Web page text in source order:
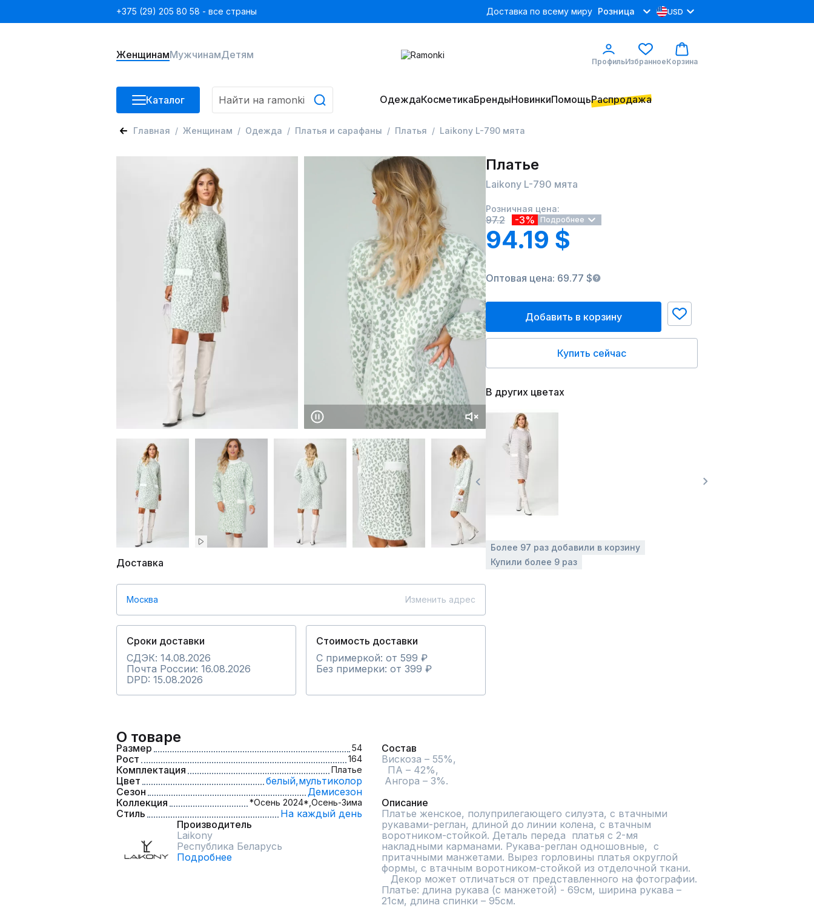
+375 (29) 205 80 58 - все страны Доставка по всему миру Розница USD
ЖенщинамМужчинамДетям
ПрофильИзбранноеКорзина
Каталог ОдеждаКосметикаБрендыНовинкиПомощьРаспродажа
Главная Женщинам Одежда Платья и сарафаны Платья Laikony L-790 мята
Доставка
Москва Изменить адрес
Сроки доставки
СДЭК: 14.08.2026
Почта России: 16.08.2026
DPD: 15.08.2026
Стоимость доставки
С примеркой: от 599 ₽
Без примерки: от 399 ₽
Платье
Laikony L-790 мята
Розничная цена:
97.2 -3% Подробнее
94.19 $
Оптовая цена: 69.77 $
Добавить в корзину
Купить сейчас
В других цветах
Более 97 раз добавили в корзину
Купили более 9 раз
О товаре
Размер 54
Рост 164
Комплектация Платье
Цвет белый,мультиколор
Сезон
Демисезон
Коллекция
*Осень 2024*, Осень-Зима
Стиль
На каждый день
Производитель
Laikony
Республика Беларусь
Подробнее
Состав
Вискоза – 55%,
Описание
Платье женское, полуприлегающего силуэта, с втачными
рукавами-реглан, длиной до линии колена, с втачным
воротником-стойкой. Деталь переда  платья с 2-мя
накладными карманами. Рукава-реглан одношовные,  с
притачными манжетами. Вырез горловины платья округлой
формы, с втачным воротником-стойкой из отделочной ткани.
Платье: длина рукава (с манжетой) - 69см, ширина рукава –
21см, длина спинки – 95см.